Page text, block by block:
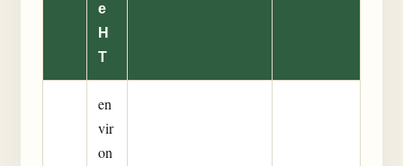
e
H
T
en
vir
on